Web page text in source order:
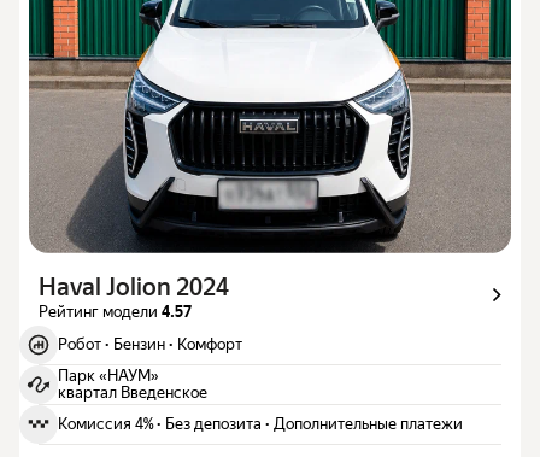
Haval Jolion 2024
Рейтинг модели 4.57
Робот · Бензин · Комфорт
Парк «НАУМ»
квартал Введенское
Комиссия 4%· Без депозита · Дополнительные платежи